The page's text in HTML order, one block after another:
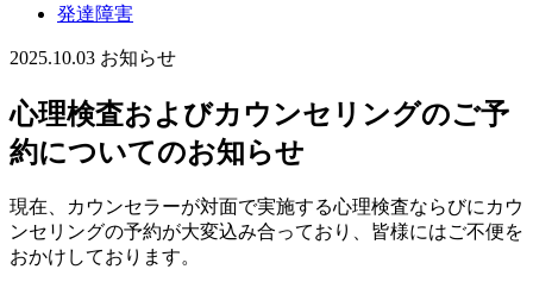
発達障害
2025.10.03 お知らせ
心理検査およびカウンセリングのご予
約についてのお知らせ
現在、カウンセラーが対面で実施する心理検査ならびにカウ
ンセリングの予約が大変込み合っており、皆様にはご不便を
おかけしております。